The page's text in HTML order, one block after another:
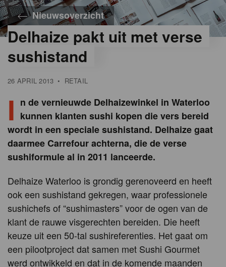
Nieuwsoverzicht
Delhaize pakt uit met verse
sushistand
26 APRIL 2013 • RETAIL
I n de vernieuwde Delhaizewinkel in Waterloo
kunnen klanten sushi kopen die vers bereid
wordt in een speciale sushistand. Delhaize gaat
daarmee Carrefour achterna, die de verse
sushiformule al in 2011 lanceerde.
Delhaize Waterloo is grondig gerenoveerd en heeft
ook een sushistand gekregen, waar professionele
sushichefs of “sushimasters” voor de ogen van de
klant de rauwe visgerechten bereiden. Die heeft
keuze uit een 50-tal sushireferenties. Het gaat om
een pilootproject dat samen met Sushi Gourmet
werd ontwikkeld en dat in de komende maanden